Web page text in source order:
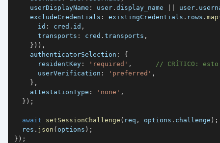
    userDisplayName
: user . display_name user .
    excludeCredentials
: existingCredentials . rows . map
      id
: cred . id ,
      transports
: cred . transports ,
} ) ) ,
    authenticatorSelection
:
{
      residentKey
: 'required' ,
// CRÍTICO:
      userVerification
: 'preferred' ,
} ,
    attestationType
: 'none' ,
} ) ;
await setSessionChallenge ( req , options . challenge ) ;
  res
. json ( options ) ;
} ) ;